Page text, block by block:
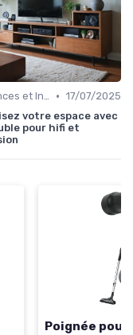
Tendances et Innovations • 17/07/2025
votre espace avec
pour hifi et
Poignée